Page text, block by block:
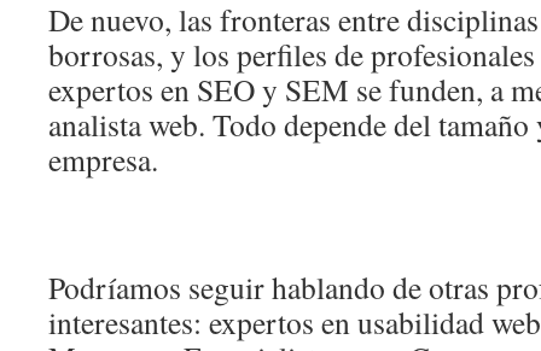
De nuevo, las fronteras entre
borrosas, y los perfiles de
expertos en SEO y SEM se funden, a
analista web. Todo depende del
empresa.
Podríamos seguir hablando de otras
interesantes: expertos en usabilidad